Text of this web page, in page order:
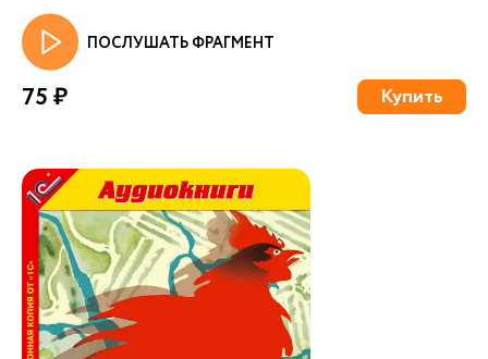
ПОСЛУШАТЬ ФРАГМЕНТ
75 ₽ Купить